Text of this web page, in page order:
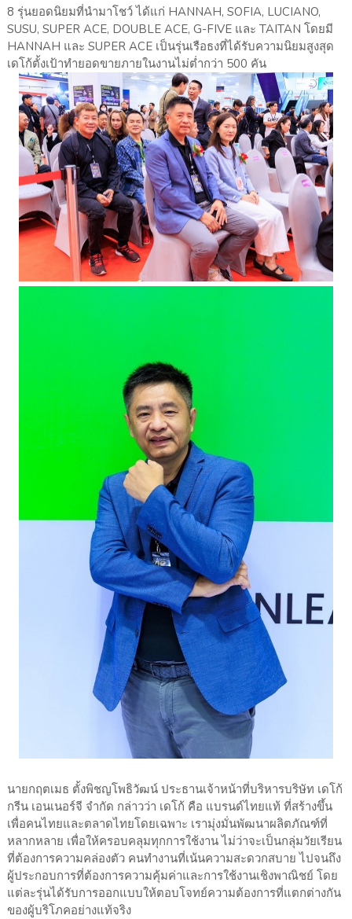
8 รุ่นยอดนิยมที่นำมาโชว์ ได้แก่ HANNAH, SOFIA, LUCIANO,
SUSU, SUPER ACE, DOUBLE ACE, G-FIVE และ TAITAN โดยมี
HANNAH และ SUPER ACE เป็นรุ่นเรือธงที่ได้รับความนิยมสูงสุด
เดโก้ตั้งเป้าทำยอดขายภายในงานไม่ต่ำกว่า 500 คัน
นายกฤตเมธ ตั้งพิชญโพธิวัฒน์ ประธานเจ้าหน้าที่บริหารบริษัท เดโก้
กรีน เอนเนอร์จี จำกัด กล่าวว่า เดโก้ คือ แบรนด์ไทยแท้ ที่สร้างขึ้น
เพื่อคนไทยและตลาดไทยโดยเฉพาะ เรามุ่งมั่นพัฒนาผลิตภัณฑ์ที่
หลากหลาย เพื่อให้ครอบคลุมทุกการใช้งาน ไม่ว่าจะเป็นกลุ่มวัยเรียน
ที่ต้องการความคล่องตัว คนทำงานที่เน้นความสะดวกสบาย ไปจนถึง
ผู้ประกอบการที่ต้องการความคุ้มค่าและการใช้งานเชิงพาณิชย์ โดย
แต่ละรุ่นได้รับการออกแบบให้ตอบโจทย์ความต้องการที่แตกต่างกัน
ของผู้บริโภคอย่างแท้จริง